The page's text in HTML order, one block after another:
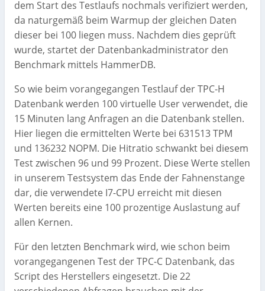
dem Start des Testlaufs nochmals verifiziert werden,
da naturgemäß beim Warmup der gleichen Daten
dieser bei 100 liegen muss. Nachdem dies geprüft
wurde, startet der Datenbankadministrator den
Benchmark mittels HammerDB.
So wie beim vorangegangen Testlauf der TPC-H
Datenbank werden 100 virtuelle User verwendet, die
15 Minuten lang Anfragen an die Datenbank stellen.
Hier liegen die ermittelten Werte bei 631513 TPM
und 136232 NOPM. Die Hitratio schwankt bei diesem
Test zwischen 96 und 99 Prozent. Diese Werte stellen
in unserem Testsystem das Ende der Fahnenstange
dar, die verwendete I7-CPU erreicht mit diesen
Werten bereits eine 100 prozentige Auslastung auf
allen Kernen.
Für den letzten Benchmark wird, wie schon beim
vorangegangenen Test der TPC-C Datenbank, das
Script des Herstellers eingesetzt. Die 22